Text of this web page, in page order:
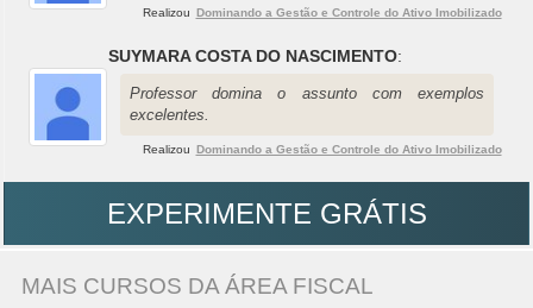
Realizou Dominando a Gestão e Controle do Ativo Imobilizado
SUYMARA COSTA DO NASCIMENTO:
Professor domina o assunto com exemplos
excelentes.
Realizou Dominando a Gestão e Controle do Ativo Imobilizado
EXPERIMENTE GRÁTIS
MAIS CURSOS DA ÁREA FISCAL